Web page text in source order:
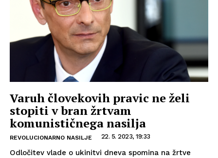
Varuh človekovih pravic ne želi
stopiti v bran žrtvam
komunističnega nasilja
REVOLUCIONARNO NASILJE 22. 5. 2023, 19:33
Odločitev vlade o ukinitvi dneva spomina na žrtve